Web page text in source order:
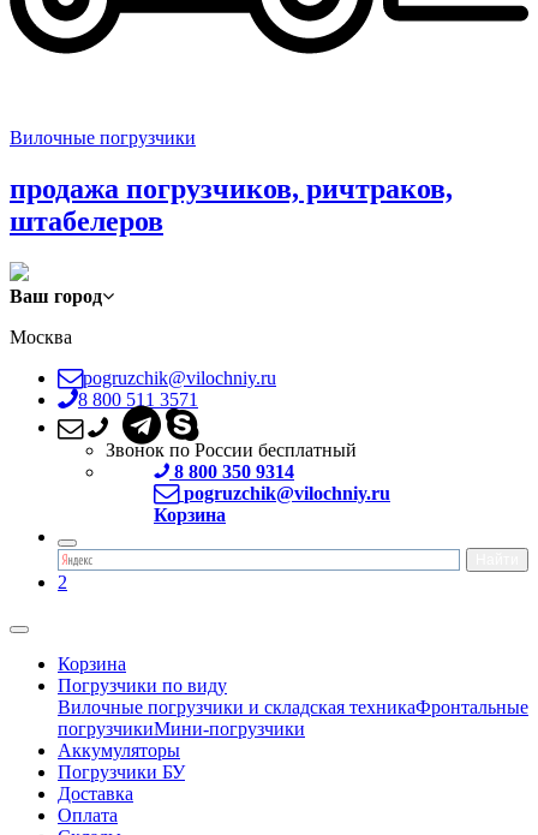
Вилочные погрузчики
продажа погрузчиков, ричтраков,
штабелеров
Ваш город
Москва
pogruzchik@vilochniy.ru
8 800 511 3571
Звонок по России бесплатный
8 800 350 9314
pogruzchik@vilochniy.ru
Корзина
2
Корзина
Погрузчики по виду
Вилочные погрузчики и складская техникаФронтальные
погрузчикиМини-погрузчики
Аккумуляторы
Погрузчики БУ
Доставка
Оплата